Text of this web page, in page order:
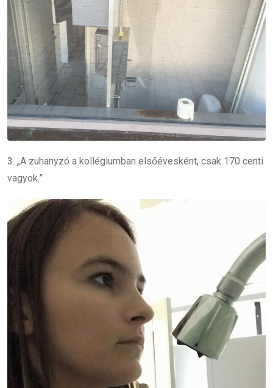
3. „A zuhanyzó a kollégiumban elsőévesként, csak 170 centi
vagyok.”